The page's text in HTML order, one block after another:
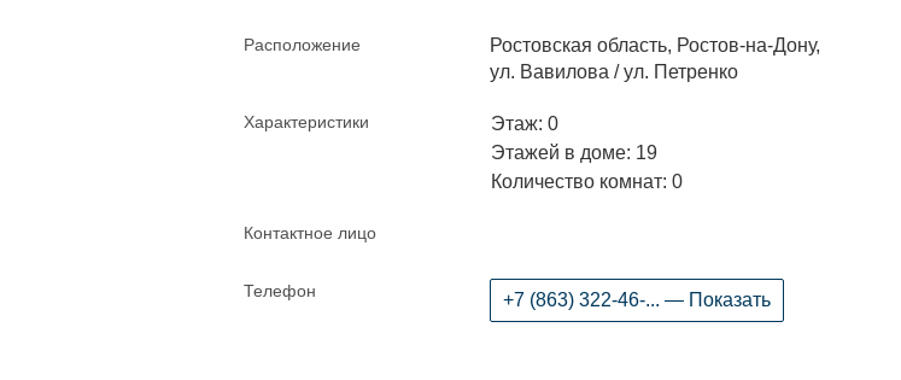
Расположение
Ростовская область, Ростов-на-Дону,
ул. Вавилова / ул. Петренко
Характеристики
Этаж: 0
Этажей в доме: 19
Количество комнат: 0
Контактное лицо
Телефон +7 (863) 322-46-... — Показать